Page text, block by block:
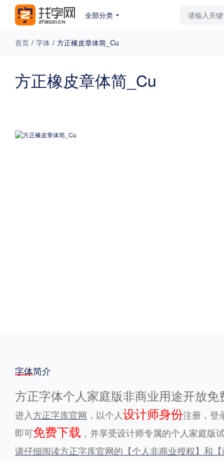
全部分类
免费下载 收费下载 更多
POP字体下载
字体程序 字体人物
首页 / 字体 / 方正橡皮章体简_Cu
方正橡皮章体简_Cu
字体简介
方正字体个人家庭版非商业用途开放免
进入 方正字库官网 ，以个人 设计师身份注册，登
即可免费下载 ，并享受设计师专属的个人家庭版
请仔细阅读方正字库官网的【个人非商业授权】和